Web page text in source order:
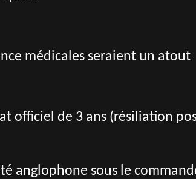
médicales seraient un atout
officiel de 3 ans (résiliation
anglophone sous le